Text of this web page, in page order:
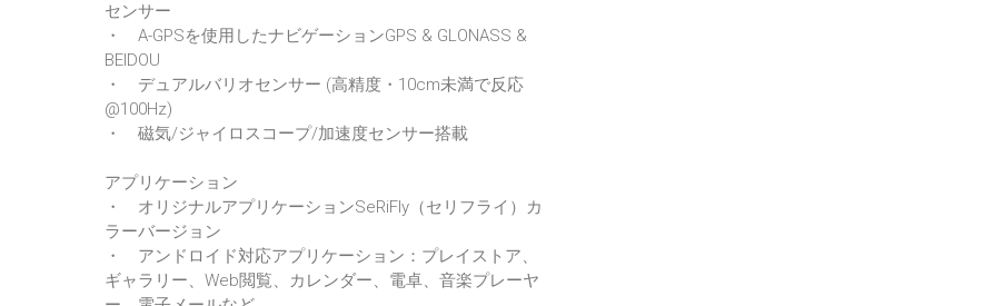
センサー
・ A-GPSを使用したナビゲーションGPS & GLONASS &
BEIDOU
・ デュアルバリオセンサー (高精度・10cm未満で反応
@100Hz)
・ 磁気/ジャイロスコープ/加速度センサー搭載
アプリケーション
・ オリジナルアプリケーションSeRiFly（セリフライ）カ
ラーバージョン
・ アンドロイド対応アプリケーション：プレイストア、
ギャラリー、Web閲覧、カレンダー、電卓、音楽プレーヤ